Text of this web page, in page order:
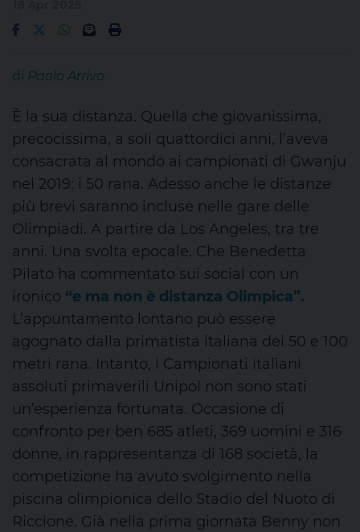
di Paolo Arrivo
È la sua distanza. Quella che giovanissima,
precocissima, a soli quattordici anni, l’aveva
consacrata al mondo ai campionati di Gwanju
nel 2019: i 50 rana. Adesso anche le distanze
più brevi saranno incluse nelle gare delle
Olimpiadi. A partire da Los Angeles, tra tre
anni. Una svolta epocale. Che Benedetta
Pilato ha commentato sui social con un
ironico “e ma non è distanza Olimpica”.
L’appuntamento lontano può essere
agognato dalla primatista italiana dei 50 e 100
metri rana. Intanto, i Campionati italiani
assoluti primaverili Unipol non sono stati
un’esperienza fortunata. Occasione di
confronto per ben 685 atleti, 369 uomini e 316
donne, in rappresentanza di 168 società, la
competizione ha avuto svolgimento nella
piscina olimpionica dello Stadio del Nuoto di
Riccione. Già nella prima giornata Benny non